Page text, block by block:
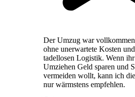
Der Umzug war vollkommen
ohne unerwartete Kosten
tadellosen Logistik. Wenn
Umziehen Geld sparen und
vermeiden wollt, kann ich
nur wärmstens empfehlen.